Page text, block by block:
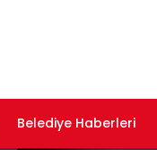
Belediye Haberleri